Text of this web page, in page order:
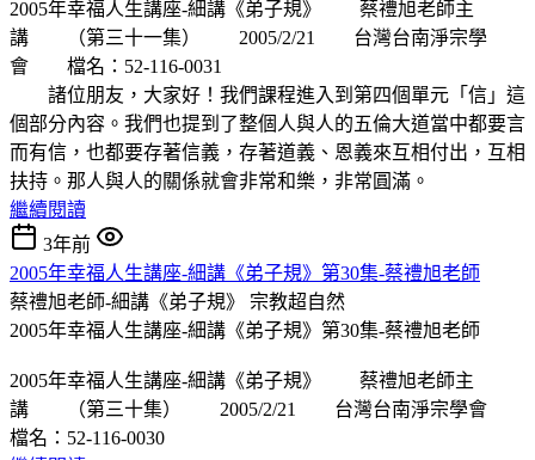
2005年幸福人生講座-細講《弟子規》 蔡禮旭老師主
講 （第三十一集） 2005/2/21 台灣台南淨宗學
會 檔名：52-116-0031
諸位朋友，大家好！我們課程進入到第四個單元「信」這
個部分內容。我們也提到了整個人與人的五倫大道當中都要言
而有信，也都要存著信義，存著道義、恩義來互相付出，互相
扶持。那人與人的關係就會非常和樂，非常圓滿。
繼續閱讀
3年前
2005年幸福人生講座-細講《弟子規》第30集-蔡禮旭老師
蔡禮旭老師-細講《弟子規》 宗教超自然
2005年幸福人生講座-細講《弟子規》第30集-蔡禮旭老師
2005年幸福人生講座-細講《弟子規》 蔡禮旭老師主
講 （第三十集） 2005/2/21 台灣台南淨宗學會
檔名：52-116-0030